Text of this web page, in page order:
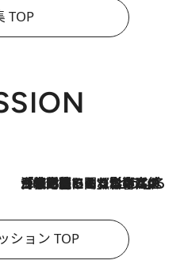
TOP
2026.8.3
「住宅建てられない…」「サーチャージ料の高値が続いている」ホルムズ海峡封鎖による影響はいつまで続く？《エネルギー専門家に聞く“どうなる日本の暮らし”》
ション TOP